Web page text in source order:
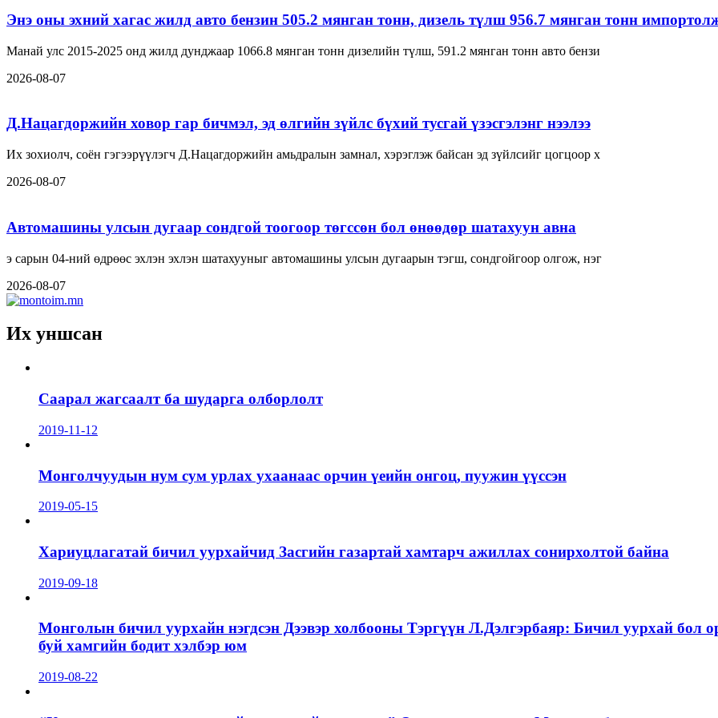
Энэ оны эхний хагас жилд авто бензин 505.2 мянган тонн, дизель түлш 956.7 мянган тонн
Манай улс 2015-2025 онд жилд дунджаар 1066.8 мянган тонн дизелийн түлш, 591.2 мянган тонн авто бензи
2026-08-07
Д.Нацагдоржийн ховор гар бичмэл, эд өлгийн зүйлс бүхий тусгай үзэсгэлэнг нээлээ
Их зохиолч, соён гэгээрүүлэгч Д.Нацагдоржийн амьдралын замнал, хэрэглэж байсан эд зүйлсийг цогцоор х
2026-08-07
Автомашины улсын дугаар сондгой тоогоор төгссөн бол өнөөдөр шатахуун авна
э сарын 04-ний өдрөөс эхлэн эхлэн шатахууныг автомашины улсын дугаарын тэгш, сондгойгоор олгож, нэг
2026-08-07
Их уншсан
Саарал жагсаалт ба шударга олборлолт
2019-11-12
Монголчуудын нум сум урлах ухаанаас орчин үеийн онгоц, пуужин үүссэн
2019-05-15
Хариуцлагатай бичил уурхайчид Засгийн газартай хамтарч ажиллах сонирхолтой байна
2019-09-18
Монголын бичил уурхайн нэгдсэн Дээвэр холбооны Тэргүүн Л.Дэлгэрбаяр: Бичил уурхай бол
буй хамгийн бодит хэлбэр юм
2019-08-22